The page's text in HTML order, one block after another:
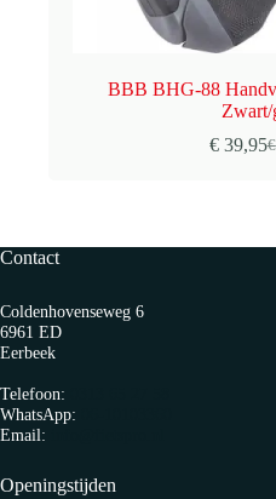
BBB BHG-88
Zwart/
€
€39,95
Contact
Coldenhovenseweg 6
6961 ED
Eerbeek
Telefoon:
WhatsApp:
Email:
Openingstijden